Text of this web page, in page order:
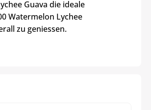
Guava die ideale
Watermelon Lychee
zu geniessen.